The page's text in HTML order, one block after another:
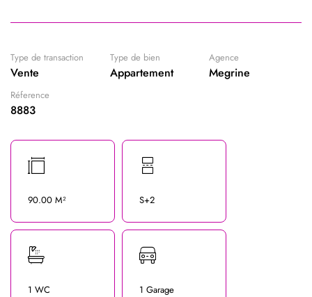
Type de transaction
Vente
Type de bien
Appartement
Agence
Megrine
Réference
8883
90.00 M² S+2
1 WC 1 Garage